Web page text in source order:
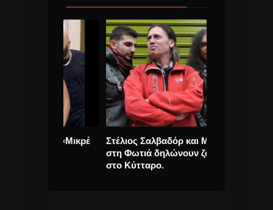
Στέλιος Σαλβαδόρ και Μωρά
στη Φωτιά δηλώνουν ζωντανοί
στο Κύτταρο.